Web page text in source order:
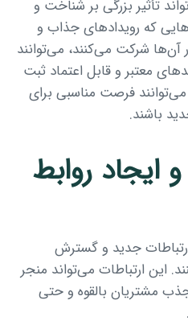
تأثیر بزرگی بر شناخت و
که رویدادهای جذاب و
آن‌ها شرکت می‌کنند، می‌توانند
معتبر و قابل اعتماد ثبت
فرصت مناسبی برای
باشند.
روابط
جدید و گسترش
این ارتباطات می‌تواند منجر
مشتریان بالقوه و حتی